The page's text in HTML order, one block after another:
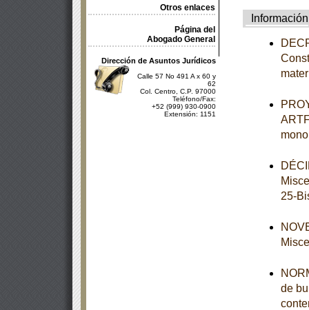
Otros enlaces
Página del
Abogado General
Dirección de Asuntos Jurídicos
Calle 57 No 491 A x 60 y
62
Col. Centro, C.P. 97000
Teléfono/Fax:
+52 (999) 930-0900
Extensión: 1151
Información
25-
de